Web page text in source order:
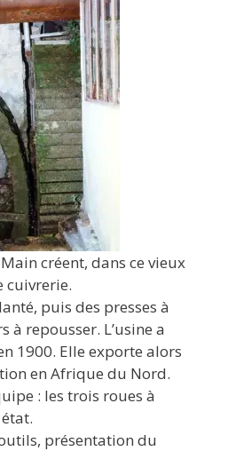
créent, dans ce vieux
cuivrerie.
puis des presses à
repousser. L’usine a
1900. Elle exporte alors
en Afrique du Nord.
: les trois roues à
présentation du